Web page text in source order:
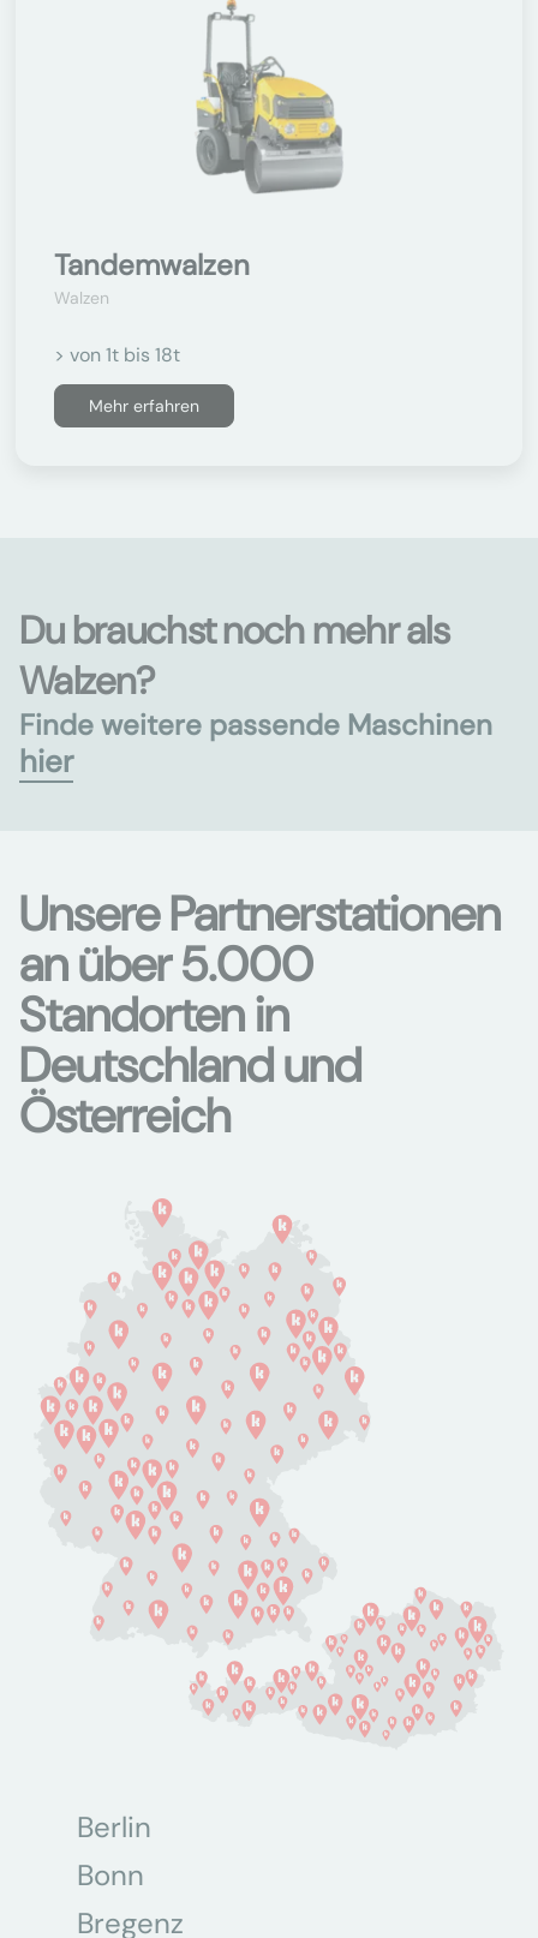
Tandemwalzen
Walzen
> von 1t bis 18t
Mehr erfahren
Du brauchst noch mehr als
Walzen?
Finde weitere passende Maschinen
hier
Unsere Partnerstationen
an über 5.000
Standorten in
Deutschland und
Österreich
Berlin
Bonn
Bregenz